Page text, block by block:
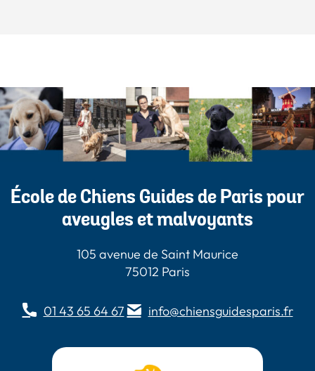
École de Chiens Guides de Paris pour
aveugles et malvoyants
105 avenue de Saint Maurice
75012 Paris
01 43 65 64 67 info@chiensguidesparis.fr